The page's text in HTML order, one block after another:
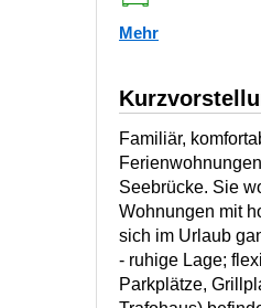
Mehr
Familiär,
Seebrücke. Sie
Wohnungen mit
sich im Urlaub
- ruhige Lage;
Parkplätze,